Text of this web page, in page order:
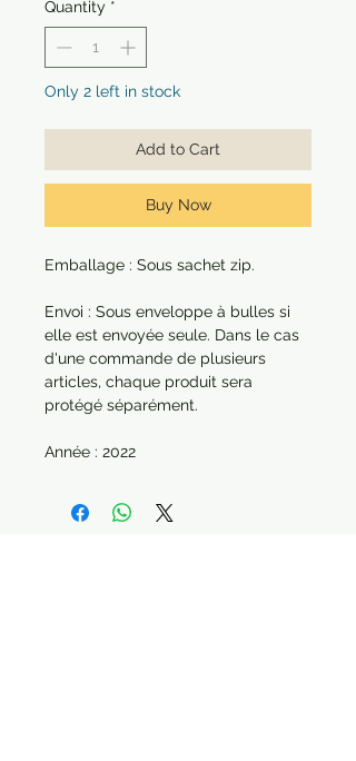
Quantity *
Only 2 left in stock
Add to Cart
Buy Now
Emballage : Sous sachet zip.
Envoi : Sous enveloppe à bulles si
elle est envoyée seule. Dans le cas
d'une commande de plusieurs
articles, chaque produit sera
protégé séparément.
Année : 2022